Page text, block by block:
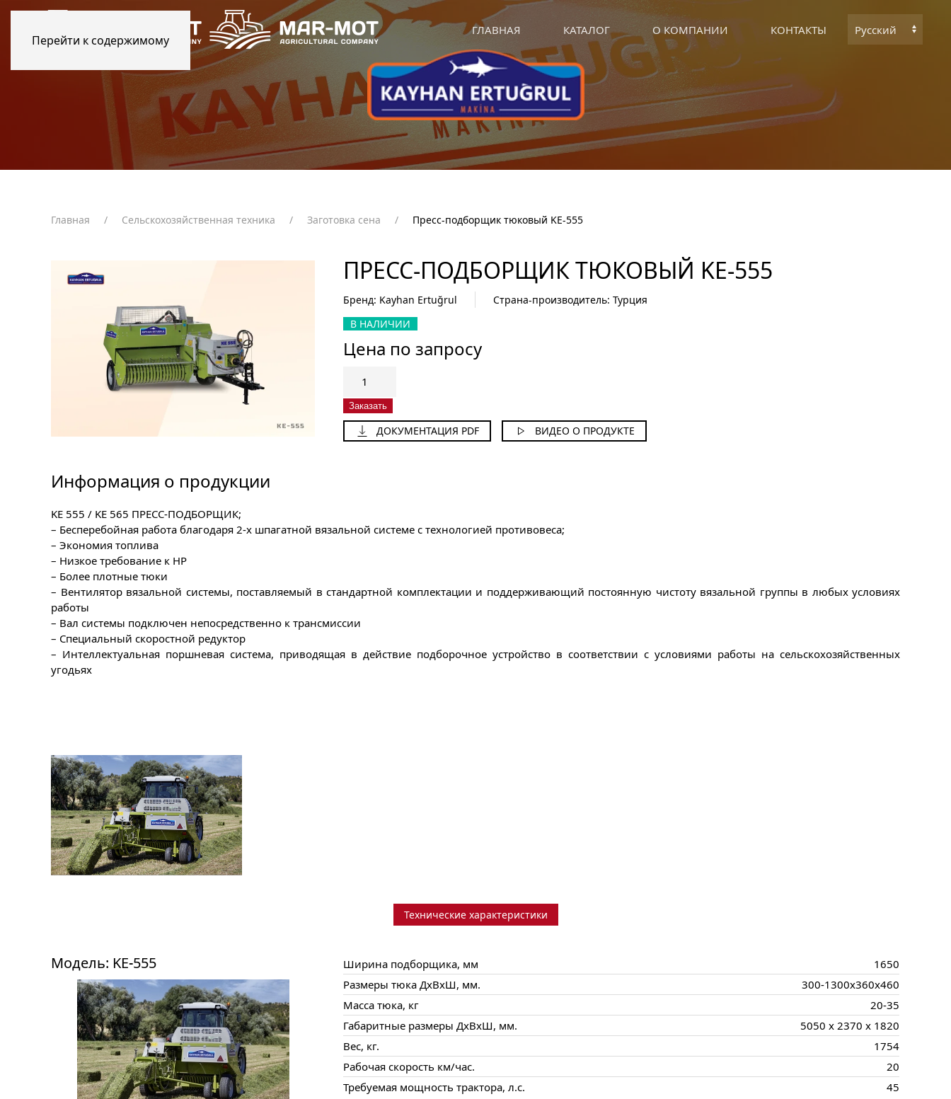
Перейти к содержимому
ГЛАВНАЯ КАТАЛОГ О КОМПАНИИ КОНТАКТЫ
Выбрать
Главная Сельскохозяйственная техника Заготовка сена Пресс-подборщик тюковый KE-555
ПРЕСС-ПОДБОРЩИК ТЮКОВЫЙ KE-555
Бренд: Kayhan Ertuğrul
Страна-производитель: Турция
В НАЛИЧИИ
Цена по запросу
товара
Пресс-
подборщик
тюковый
Заказать
ДОКУМЕНТАЦИЯ PDF ВИДЕО О ПРОДУКТЕ
Информация о продукции
KE 555 / KE 565 ПРЕСС-ПОДБОРЩИК;
– Бесперебойная работа благодаря 2-х шпагатной вязальной системе с технологией противовеса;
– Экономия топлива
– Низкое требование к HP
– Более плотные тюки
– Вентилятор вязальной системы, поставляемый в стандартной комплектации и поддерживающий постоянную чистоту вязальной группы в любых условиях
работы
– Вал системы подключен непосредственно к трансмиссии
– Специальный скоростной редуктор
– Интеллектуальная поршневая система, приводящая в действие подборочное устройство в соответствии с условиями работы на сельскохозяйственных
угодьях
Технические характеристики
Модель: KE-555 Ширина подборщика, мм
1650
Размеры тюка ДxВxШ, мм.
300-1300x360x460
Масса тюка, кг
20-35
Габаритные размеры ДxВxШ, мм.
5050 x 2370 x 1820
Вес, кг.
1754
Рабочая скорость км/час.
20
Требуемая мощность трактора, л.с.
45